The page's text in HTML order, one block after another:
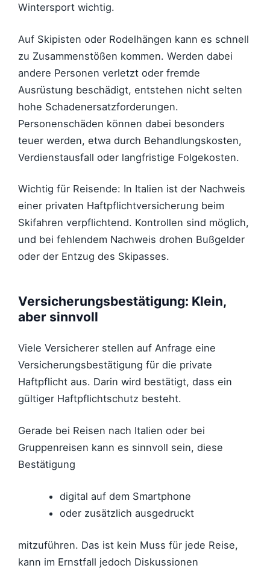
Wintersport wichtig.
Auf Skipisten oder Rodelhängen kann es schnell
zu Zusammenstößen kommen. Werden dabei
andere Personen verletzt oder fremde
Ausrüstung beschädigt, entstehen nicht selten
hohe Schadenersatzforderungen.
Personenschäden können dabei besonders
teuer werden, etwa durch Behandlungskosten,
Verdienstausfall oder langfristige Folgekosten.
Wichtig für Reisende: In Italien ist der Nachweis
einer privaten Haftpflichtversicherung beim
Skifahren verpflichtend. Kontrollen sind möglich,
und bei fehlendem Nachweis drohen Bußgelder
oder der Entzug des Skipasses.
Versicherungsbestätigung: Klein,
aber sinnvoll
Viele Versicherer stellen auf Anfrage eine
Versicherungsbestätigung für die private
Haftpflicht aus. Darin wird bestätigt, dass ein
gültiger Haftpflichtschutz besteht.
Gerade bei Reisen nach Italien oder bei
Gruppenreisen kann es sinnvoll sein, diese
Bestätigung
digital auf dem Smartphone
oder zusätzlich ausgedruckt
mitzuführen. Das ist kein Muss für jede Reise,
kann im Ernstfall jedoch Diskussionen